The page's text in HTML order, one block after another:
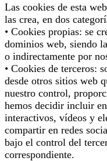
Las cookies de esta
las crea, en dos
• Cookies propias: se
dominios web, siendo
o indirectamente por
• Cookies de terceros:
desde otros sitios web
nuestro control,
hemos decidir incluir
interactivos, vídeos y
compartir en redes
bajo el control del
correspondiente.